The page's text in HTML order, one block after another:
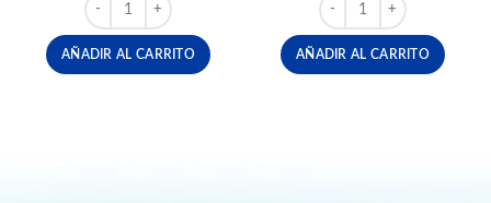
AÑADIR AL CARRITO AÑADIR AL CARRITO